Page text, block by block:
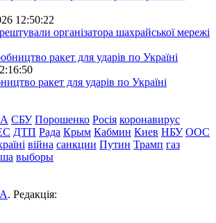
12:50:22
організатора шахрайської мережі
ракет для ударів по Україні
СБУ Порошенко Росія коронавирус
ДТП Рада Крым Кабмин Киев НБУ ООС
війна санкции Путин Трамп газ
выборы
. Редакція: